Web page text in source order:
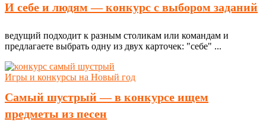
И себе и людям — конкурс с выбором заданий
ведущий подходит к разным столикам или командам и
предлагаете выбрать одну из двух карточек: "себе" ...
Игры и конкурсы на Новый год
Самый шустрый — в конкурсе ищем
предметы из песен